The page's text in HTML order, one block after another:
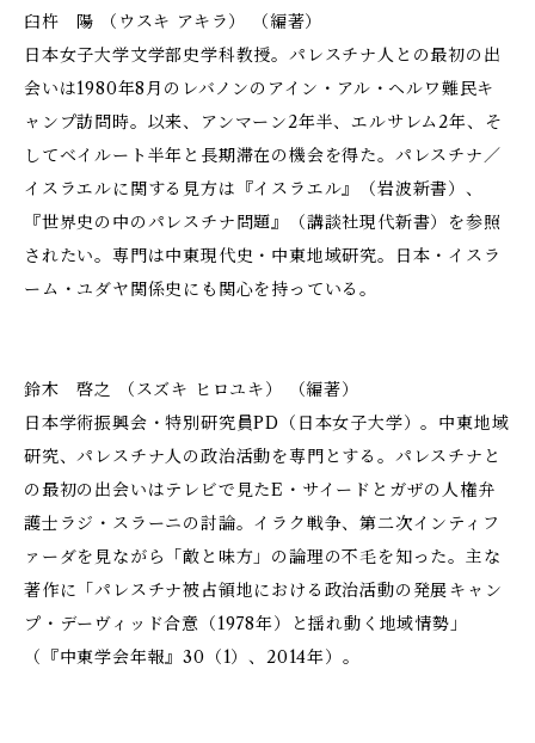
臼杵 陽 （ウスキ アキラ） （編著）
日本女子大学文学部史学科教授。パレスチナ人との最初の出
会いは1980年8月のレバノンのアイン・アル・ヘルワ難民キ
ャンプ訪問時。以来、アンマーン2年半、エルサレム2年、そ
してベイルート半年と長期滞在の機会を得た。パレスチナ／
イスラエルに関する見方は『イスラエル』（岩波新書）、
『世界史の中のパレスチナ問題』（講談社現代新書）を参照
されたい。専門は中東現代史・中東地域研究。日本・イスラ
ーム・ユダヤ関係史にも関心を持っている。
鈴木 啓之 （スズキ ヒロユキ） （編著）
日本学術振興会・特別研究員PD（日本女子大学）。中東地域
研究、パレスチナ人の政治活動を専門とする。パレスチナと
の最初の出会いはテレビで見たE・サイードとガザの人権弁
護士ラジ・スラーニの討論。イラク戦争、第二次インティフ
ァーダを見ながら「敵と味方」の論理の不毛を知った。主な
著作に「パレスチナ被占領地における政治活動の発展――キャン
プ・デーヴィッド合意（1978年）と揺れ動く地域情勢」
（『中東学会年報』30（1）、2014年）。